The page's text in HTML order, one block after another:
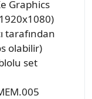
Graphics
tarafından
olabilir)
set